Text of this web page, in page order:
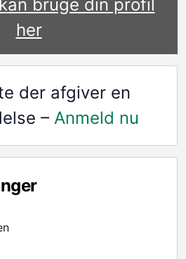
bruge din profil
her
der afgiver en
– Anmeld nu